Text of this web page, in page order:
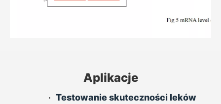
Aplikacje
• Testowanie skuteczności leków